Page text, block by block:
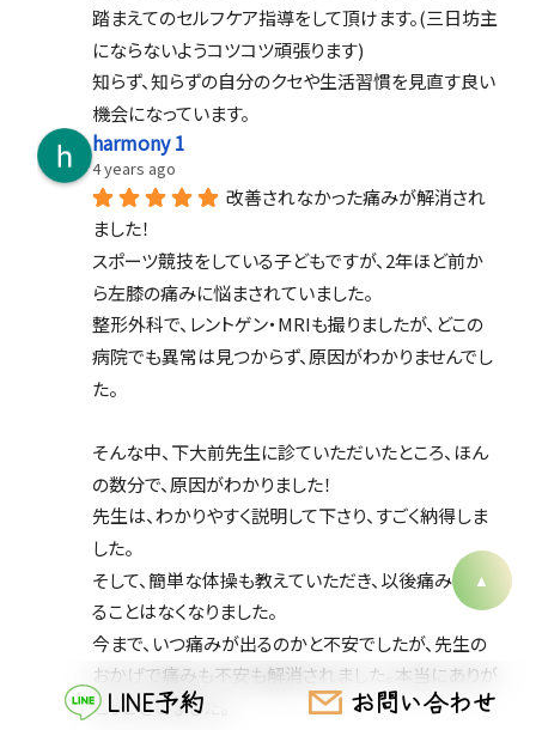
踏まえてのセルフケア指導をして頂けます。(三日坊主
にならないようコツコツ頑張ります)
知らず、知らずの自分のクセや生活習慣を見直す良い
機会になっています。
harmony 1
4 years ago
改善されなかった痛みが解消され
ました！
スポーツ競技をしている子どもですが、2年ほど前か
ら左膝の痛みに悩まされていました。
整形外科で、レントゲン・MRIも撮りましたが、どこの
病院でも異常は見つからず、原因がわかりませんでし
た。
そんな中、下大前先生に診ていただいたところ、ほん
の数分で、原因がわかりました！
先生は、わかりやすく説明して下さり、すごく納得しま
した。
そして、簡単な体操も教えていただき、以後痛みが出
ることはなくなりました。
今まで、いつ痛みが出るのかと不安でしたが、先生の
おかげで痛みも不安も解消されました。本当にありが
とうございました。
LINE予約 お問い合わせ